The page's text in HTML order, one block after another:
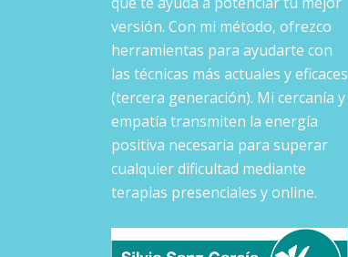
versión. Con mi método, ofrezco
herramientas para ayudarte con
las técnicas más actuales y eficaces
(tercera generación). Mi cercanía y
empatía transmiten la energía
positiva necesaria para superar
cualquier dificultad mediante
terapias presenciales y online.